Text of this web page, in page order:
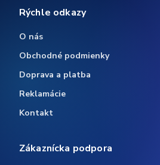
Rýchle odkazy
O nás
Obchodné podmienky
Doprava a platba
Reklamácie
Kontakt
Zákaznícka podpora